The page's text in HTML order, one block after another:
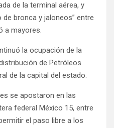
de la terminal aérea, y
bronca y jaloneos” entre
a mayores.
la ocupación de la
de Petróleos
de la capital del estado.
se apostaron en las
federal México 15, entre
el paso libre a los